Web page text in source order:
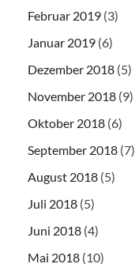
Februar 2019 (3)
Januar 2019 (6)
Dezember 2018 (5)
November 2018 (9)
Oktober 2018 (6)
September 2018 (7)
August 2018 (5)
Juli 2018 (5)
Juni 2018 (4)
Mai 2018 (10)